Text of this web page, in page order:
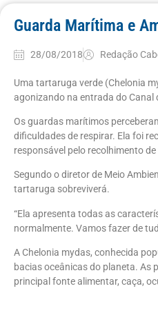
Guarda Marítima e
28/08/2018 Redação
Uma tartaruga verde (Chelonia
agonizando na entrada do Canal
Os guardas marítimos
dificuldades de respirar. Ela foi
responsável pelo recolhimento
Segundo o diretor de Meio
tartaruga sobreviverá.
“Ela apresenta todas as
normalmente. Vamos fazer de
A Chelonia mydas, conhecida
bacias oceânicas do planeta. As
principal fonte alimentar, caça,